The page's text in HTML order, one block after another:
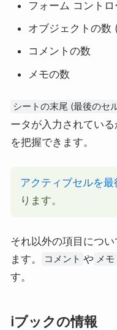
フォーム コント
オブジェクトの数
コメントの数
メモの数
シートの末尾 (最後のセ
ータが入力されてい
を把握できます。
アクティブセルを
ります。
それ以外の項目につ
ます。
コメント や メモ
す。
ℹ️ブックの情報